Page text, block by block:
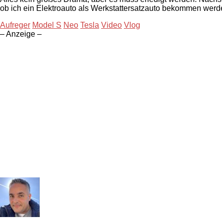
ob ich ein Elektroauto als Werkstattersatzauto bekommen
Aufreger Model S Neo Tesla Video Vlog
– Anzeige –